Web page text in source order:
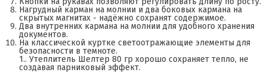
Нагрудный карман на молнии и два боковых кармана на
скрытых магнитах - надёжно сохранят содержимое.
Два внутренних кармана на молнии для удобного хранения
документов.
На классической куртке светоотражающие элементы для
безопасности в темноте.
1.. Утеплитель Шелтер 80 гр хорошо сохраняет тепло, не
создавая парниковый эффект.